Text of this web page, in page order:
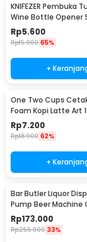
KNIFEZER Pembuka
Wine Bottle Opener
Steel - WS01
Rp5.600
Rp15.900 65%
+
One Two Cups
Foam Kopi Latte Art
JJYE01
Rp7.200
Rp18.900 62%
+
Bar Butler Liquor
Pump Beer Machine
Station 900ml - P-36
Rp173.000
Rp255.900 33%